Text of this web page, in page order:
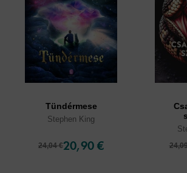
Tündérmese
Stephen King
24,04 €20,90 €